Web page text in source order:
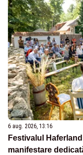
6 aug. 2026, 13:16
Festivalul
manifestare